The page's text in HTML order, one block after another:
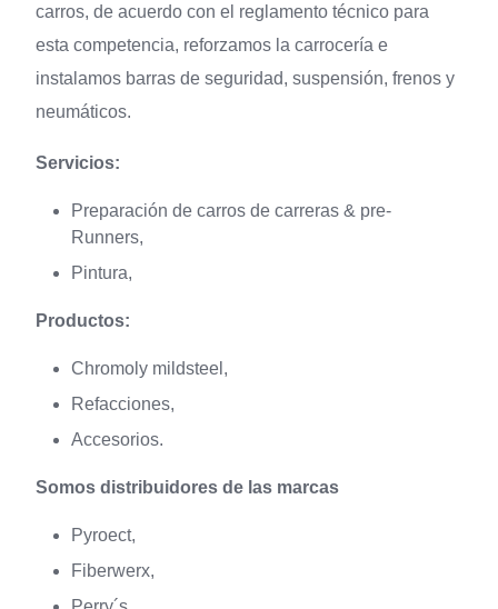
carros, de acuerdo con el reglamento técnico para
esta competencia, reforzamos la carrocería e
instalamos barras de seguridad, suspensión, frenos y
neumáticos.
Servicios:
Preparación de carros de carreras & pre-
Runners,
Pintura,
Productos:
Chromoly mildsteel,
Refacciones,
Accesorios.
Somos distribuidores de las marcas
Pyroect,
Fiberwerx,